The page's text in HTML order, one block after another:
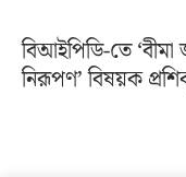
বিআইপিডি-তে
নিরূপণ’ বিষয়ক